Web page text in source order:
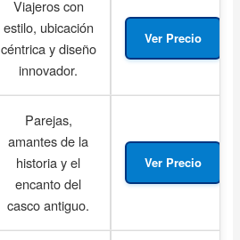
Viajeros con
estilo, ubicación
céntrica y diseño
innovador.
Ver Precio
Parejas,
amantes de la
historia y el
encanto del
casco antiguo.
Ver Precio